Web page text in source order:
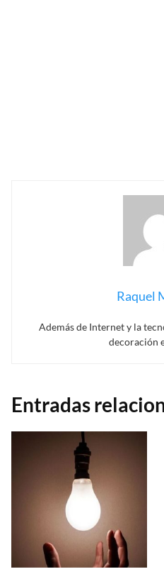
Raquel
Además de Internet y la
decoración
Entradas